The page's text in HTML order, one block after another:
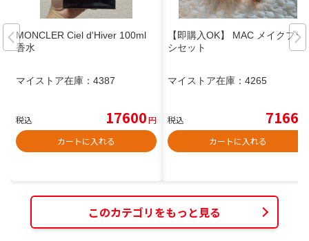
MONCLER Ciel d'Hiver 100ml
香水
マイストア在庫： 4387
税込 17600円
カートに入れる
【即購入OK】 MAC メイクブラ
シセット
マイストア在庫： 4265
税込 7166
カートに入れる
このカテゴリをもっと見る